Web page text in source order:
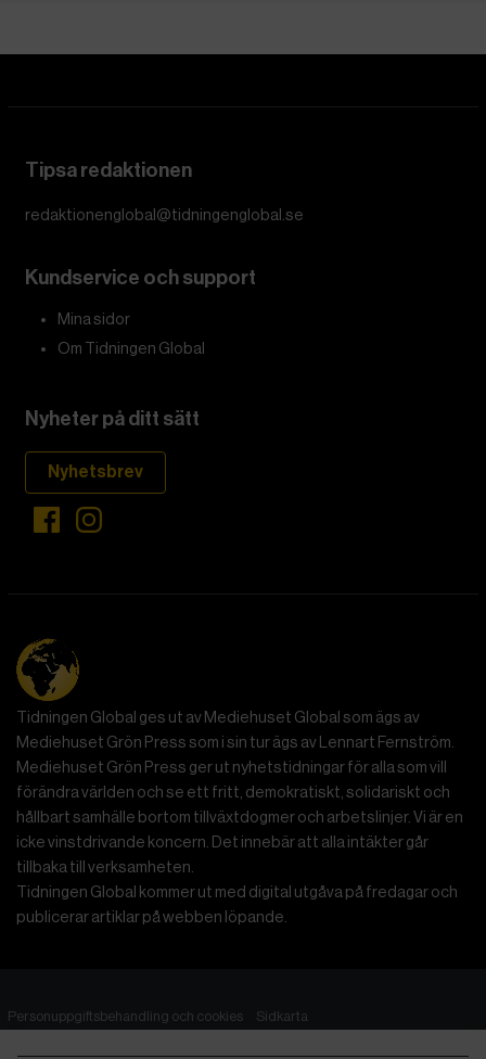
Tipsa redaktionen
redaktionenglobal@tidningenglobal.se
Kundservice och support
Mina sidor
Om Tidningen Global
Nyheter på ditt sätt
Nyhetsbrev
Tidningen Global ges ut av Mediehuset Global som ägs av
Mediehuset Grön Press som i sin tur ägs av Lennart Fernström.
Mediehuset Grön Press ger ut nyhetstidningar för alla som vill
förändra världen och se ett fritt, demokratiskt, solidariskt och
hållbart samhälle bortom tillväxtdogmer och arbetslinjer. Vi är en
icke vinstdrivande koncern. Det innebär att alla intäkter går
tillbaka till verksamheten.
Tidningen Global kommer ut med digital utgåva på fredagar och
publicerar artiklar på webben löpande.
Personuppgiftsbehandling och cookies Sidkarta